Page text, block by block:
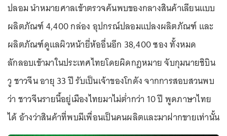
ปลอม นำหมายศาลเข้าตรวจค้นพบของกลางสินค้าเลียนแบบ
ผลิตภัณฑ์ 4,400 กล่อง อุปกรณ์ปลอมแปลงผลิตภัณฑ์ และ
ผลิตภัณฑ์ดูแลผิวหน้ายี่ห้ออื่นอีก 38,400 ซอง ทั้งหมด
ลักลอบเข้ามาในประเทศไทยโดยผิดกฎหมาย จับกุมนายชิบิน
วู ชาวจีน อายุ 33 ปี รับเป็นเจ้าของโกดัง จากการสอบสวนพบ
ว่า ชาวจีนรายนี้อยู่เมืองไทยมาไม่ต่ำกว่า 10 ปี พูดภาษาไทย
ได้ อ้างว่าสินค้าที่พบมีเพื่อนเป็นคนผลิตและมาฝากขายเท่านั้น